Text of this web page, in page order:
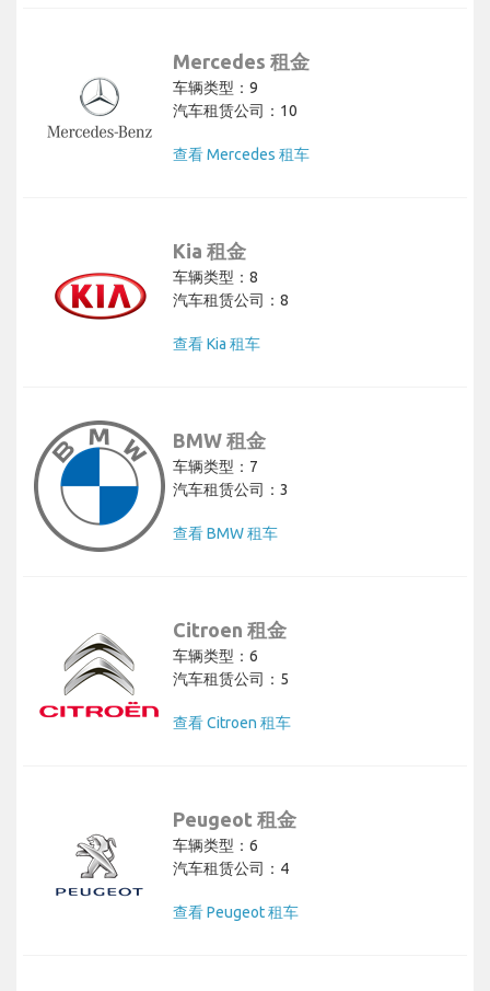
Mercedes 租金
车辆类型：9
汽车租赁公司：10
查看 Mercedes 租车
Kia 租金
车辆类型：8
汽车租赁公司：8
查看 Kia 租车
BMW 租金
车辆类型：7
汽车租赁公司：3
查看 BMW 租车
Citroen 租金
车辆类型：6
汽车租赁公司：5
查看 Citroen 租车
Peugeot 租金
车辆类型：6
汽车租赁公司：4
查看 Peugeot 租车